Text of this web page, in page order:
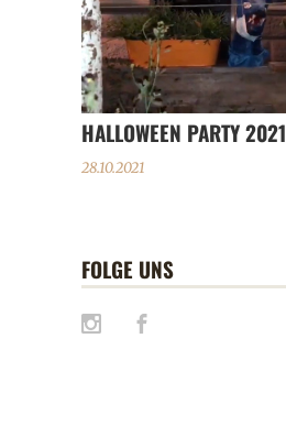
HALLOWEEN PARTY 2021
28.10.2021
FOLGE UNS